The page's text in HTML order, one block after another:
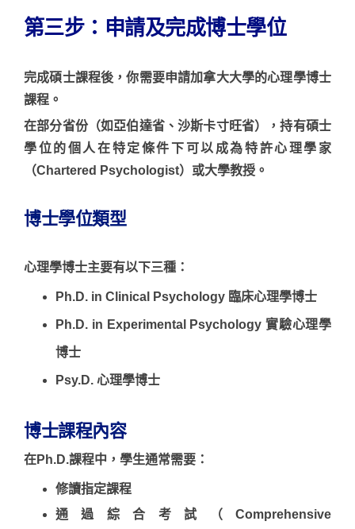
第三步：申請及完成博士學位
完成碩士課程後，你需要申請加拿大大學的心理學博士
課程。
在部分省份（如 亞伯達省、沙斯卡寸旺省），持有碩士
學位的個人在特定條件下可以成為特許心理學家
（Chartered Psychologist）或大學教授。
博士學位類型
心理學博士主要有以下三種：
Ph.D. in Clinical Psychology 臨床心理學博士
Ph.D. in Experimental Psychology 實驗心理學
博士
Psy.D. 心理學博士
博士課程內容
在Ph.D.課程中，學生通常需要：
修讀指定課程
通過綜合考試（Comprehensive